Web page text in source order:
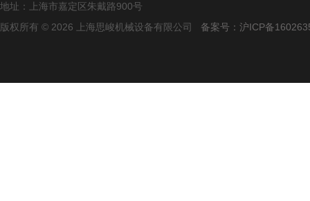
地址：上海市嘉定区朱戴路900号
版权所有 © 2026 上海思峻机械设备有限公司 备案号：沪ICP备